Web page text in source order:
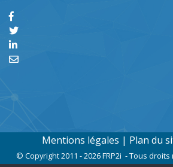
Mentions légales | Plan du
© Copyright 2011 - 2026 FRP2i - Tous